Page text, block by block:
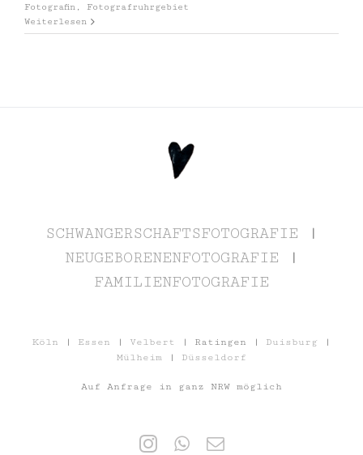
Fotografin , Fotografruhrgebiet
Weiterlesen
SCHWANGERSCHAFTSFOTOGRAFIE |
NEUGEBORENENFOTOGRAFIE |
FAMILIENFOTOGRAFIE
Köln | Essen | Velbert | Ratingen | Duisburg |
Mülheim | Düsseldorf
Auf Anfrage in ganz NRW möglich